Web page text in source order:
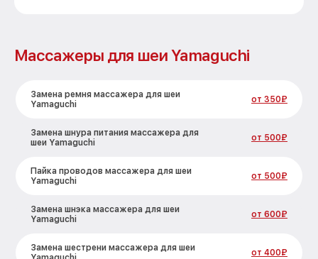
Массажеры для шеи Yamaguchi
Замена ремня массажера для шеи
Yamaguchi
от 350₽
Замена шнура питания массажера для
шеи Yamaguchi
от 500₽
Пайка проводов массажера для шеи
Yamaguchi
от 500₽
Замена шнэка массажера для шеи
Yamaguchi
от 600₽
Замена шестрени массажера для шеи
от 400₽